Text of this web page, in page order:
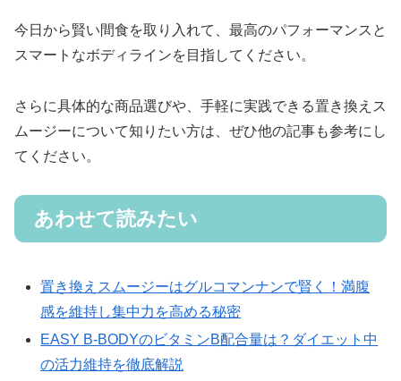
今日から賢い間食を取り入れて、最高のパフォーマンスと
スマートなボディラインを目指してください。
さらに具体的な商品選びや、手軽に実践できる置き換えス
ムージーについて知りたい方は、ぜひ他の記事も参考にし
てください。
あわせて読みたい
置き換えスムージーはグルコマンナンで賢く！満腹
感を維持し集中力を高める秘密
EASY B-BODYのビタミンB配合量は？ダイエット中
の活力維持を徹底解説